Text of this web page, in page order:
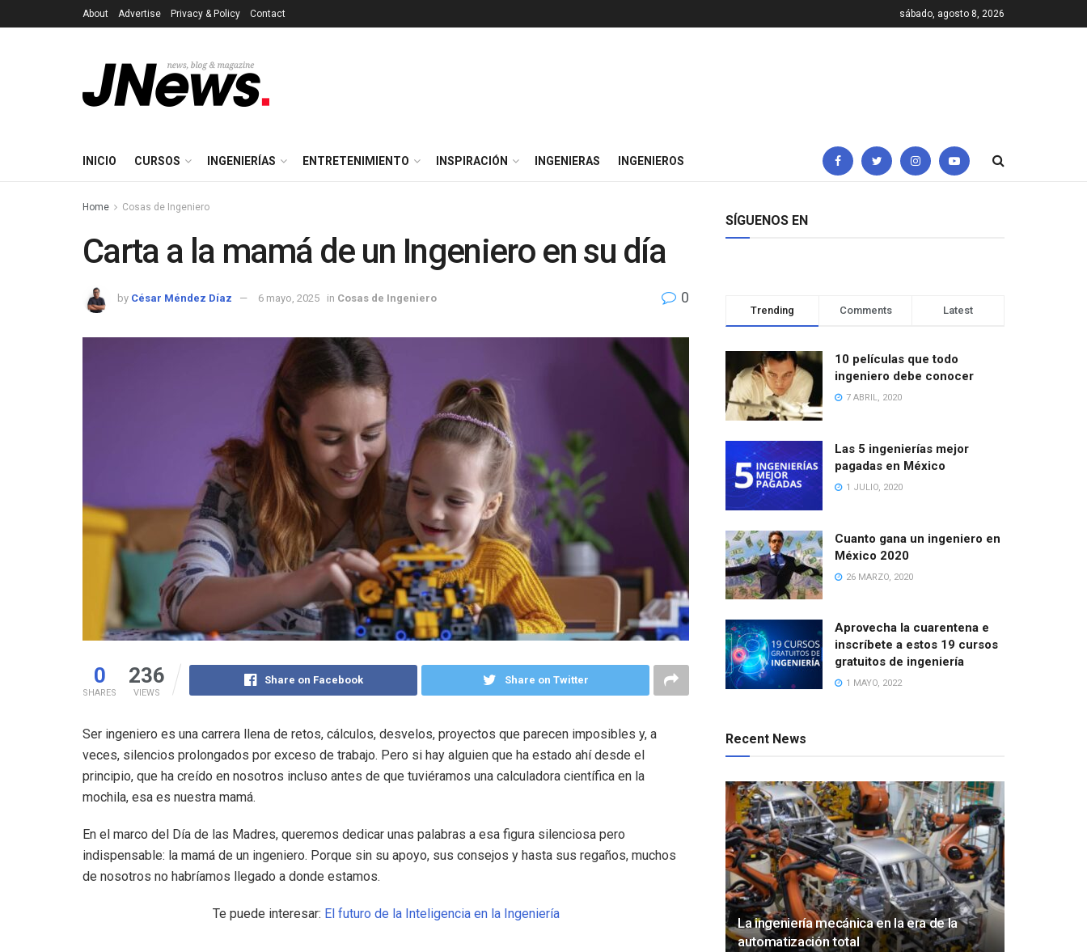
About Advertise Privacy & Policy Contact sábado, agosto 8, 2026
INICIO CURSOS INGENIERÍAS ENTRETENIMIENTO INSPIRACIÓN INGENIERAS INGENIEROS
Home Cosas de Ingeniero
Carta a la mamá de un Ingeniero en su día
by César Méndez Díaz 6 mayo, 2025 in Cosas de Ingeniero 0
0
SHARES
236
VIEWS
Share on Facebook Share on Twitter
Ser ingeniero es una carrera llena de retos, cálculos, desvelos, proyectos que parecen imposibles y, a
veces, silencios prolongados por exceso de trabajo. Pero si hay alguien que ha estado ahí desde el
principio, que ha creído en nosotros incluso antes de que tuviéramos una calculadora científica en la
mochila, esa es nuestra mamá.
En el marco del Día de las Madres, queremos dedicar unas palabras a esa figura silenciosa pero
indispensable: la mamá de un ingeniero. Porque sin su apoyo, sus consejos y hasta sus regaños, muchos
de nosotros no habríamos llegado a donde estamos.
Te puede interesar: El futuro de la Inteligencia en la Ingeniería
SÍGUENOS EN
Trending Comments Latest
10 películas que todo
ingeniero debe conocer
7 ABRIL, 2020
Las 5 ingenierías mejor
pagadas en México
1 JULIO, 2020
Cuanto gana un ingeniero en
México 2020
26 MARZO, 2020
Aprovecha la cuarentena e
inscríbete a estos 19 cursos
gratuitos de ingeniería
1 MAYO, 2022
Recent News
La ingeniería mecánica en la era de la
automatización total